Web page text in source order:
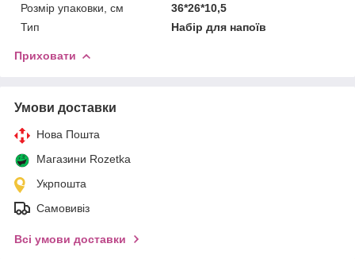
Розмір упаковки, см
36*26*10,5
Тип
Набір для напоїв
Приховати
Умови доставки
Нова Пошта
Магазини Rozetka
Укрпошта
Самовивіз
Всі умови доставки